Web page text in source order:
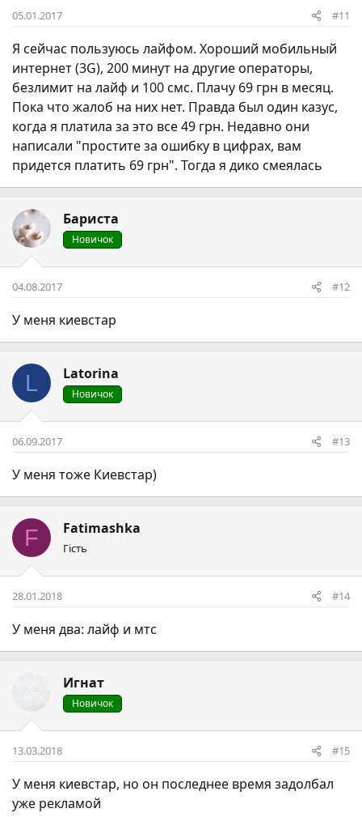
05.01.2017 #11
Я сейчас пользуюсь лайфом. Хороший мобильный
интернет (3G), 200 минут на другие операторы,
безлимит на лайф и 100 смс. Плачу 69 грн в месяц.
Пока что жалоб на них нет. Правда был один казус,
когда я платила за это все 49 грн. Недавно они
написали "простите за ошибку в цифрах, вам
придется платить 69 грн". Тогда я дико смеялась
Бариста
Новичок
04.08.2017 #12
У меня киевстар
L Latorina
Новичок
06.09.2017 #13
У меня тоже Киевстар)
F Fatimashka
Гість
28.01.2018 #14
У меня два: лайф и мтс
Игнат
Новичок
13.03.2018 #15
У меня киевстар, но он последнее время задолбал
уже рекламой